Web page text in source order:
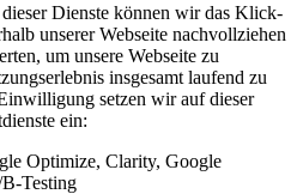
Dienste können wir das Klick-
unserer Webseite nachvollziehen
um unsere Webseite zu
insgesamt laufend zu
setzen wir auf dieser
ein:
Optimize, Clarity, Google
Testing